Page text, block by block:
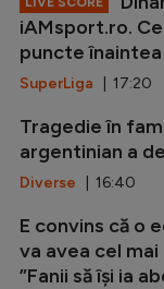
iAMsport.ro.
puncte
SuperLiga | 17:20
Tragedie în
argentinian a
Diverse | 16:40
E convins că o
va avea cel
”Fanii să își ia